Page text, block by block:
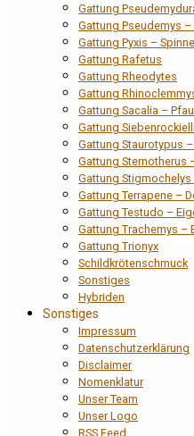
Gattung
Gattung Pseudemys
Gattung Pyxis –
Gattung Rafetus
Gattung Rheodytes
Gattung
Gattung Sacalia –
Gattung
Gattung Staurotypus
Gattung Sternotherus
Gattung
Gattung Terrapene –
Gattung Testudo –
Gattung Trachemys –
Gattung Trionyx
Schildkrötenschmuck
Sonstiges
Hybriden
Sonstiges
Impressum
Datenschutzerklärung
Disclaimer
Nomenklatur
Unser Team
Unser Logo
RSS Feed